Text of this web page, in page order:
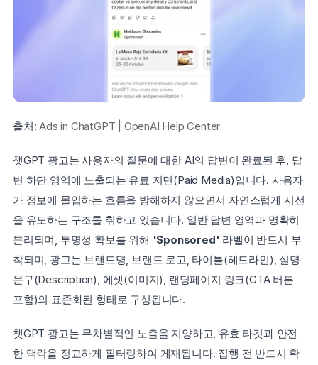
출처: Ads in ChatGPT | OpenAI Help Center
챗GPT 광고는 사용자의 질문에 대한 AI의 답변이 완료된 후, 답
변 하단 영역에 노출되는 유료 지면(Paid Media)입니다. 사용자
가 정보에 몰입하는 흐름을 방해하지 않으면서 자연스럽게 시선
을 유도하는 구조를 취하고 있습니다. 일반 답변 영역과 명확히
분리되며, 투명성 확보를 위해 'Sponsored' 라벨이 반드시 부
착되며, 광고는 브랜드명, 브랜드 로고, 타이틀(헤드라인), 설명
문구(Description), 에셋(이미지), 랜딩페이지 링크(CTA 버튼
포함)의 표준화된 형태로 구성됩니다.
챗GPT 광고는 무차별적인 노출을 지양하고, 유효 타깃과 안전
한 맥락을 정교하게 필터링하여 게재됩니다. 집행 전 반드시 확